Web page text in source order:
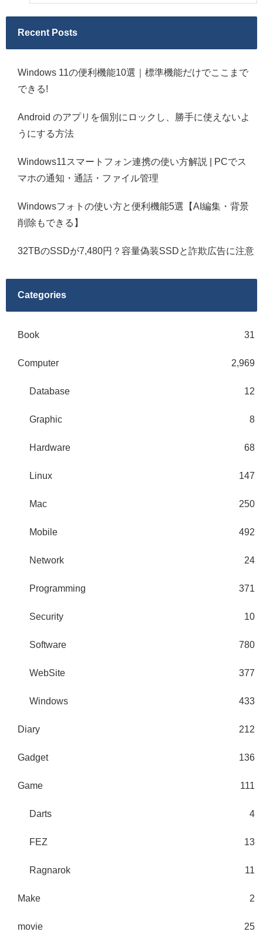
Recent Posts
Windows 11の便利機能10選｜標準機能だけでここまで
できる!
Android のアプリを個別にロックし、勝手に使えないよ
うにする方法
Windows11スマートフォン連携の使い方解説 | PCでス
マホの通知・通話・ファイル管理
Windowsフォトの使い方と便利機能5選【AI編集・背景
削除もできる】
32TBのSSDが7,480円？容量偽装SSDと詐欺広告に注意
Categories
Book 31
Computer 2,969
Database 12
Graphic 8
Hardware 68
Linux 147
Mac 250
Mobile 492
Network 24
Programming 371
Security 10
Software 780
WebSite 377
Windows 433
Diary 212
Gadget 136
Game 111
Darts 4
FEZ 13
Ragnarok 11
Make 2
movie 25